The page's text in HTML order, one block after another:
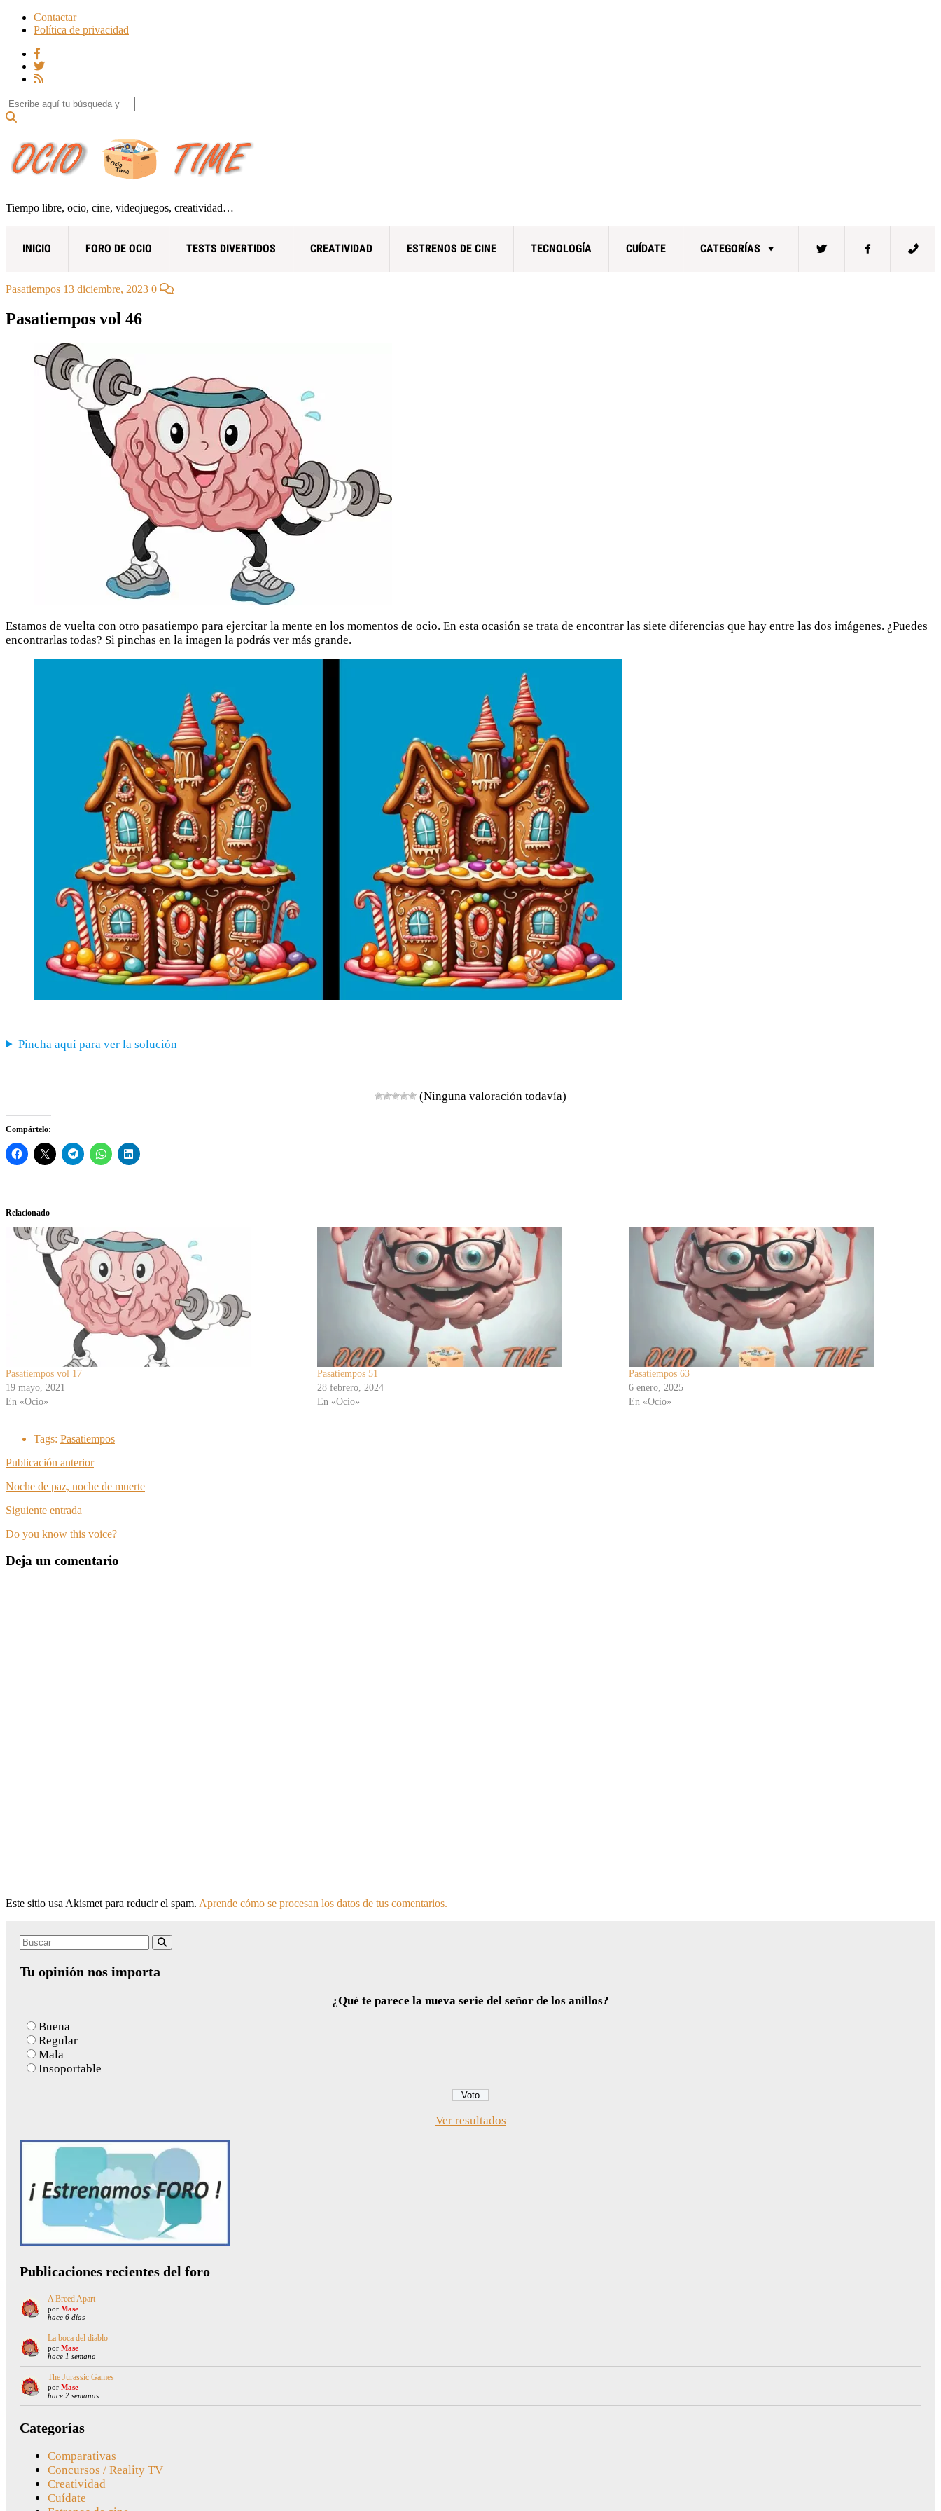
Contactar
Política de privacidad
Search for:
Tiempo libre, ocio, cine, videojuegos, creatividad…
INICIO FORO DE OCIO TESTS DIVERTIDOS CREATIVIDAD ESTRENOS DE CINE TECNOLOGÍA CUÍDATE CATEGORÍAS
Pasatiempos 13 diciembre, 2023 0
Pasatiempos vol 46
Estamos de vuelta con otro pasatiempo para ejercitar la mente en los momentos de ocio. En esta ocasión se trata de encontrar las siete diferencias que hay entre las dos imágenes. ¿Puedes
encontrarlas todas? Si pinchas en la imagen la podrás ver más grande.
Pincha aquí para ver la solución
(Ninguna valoración todavía)
Compártelo:
Relacionado
Pasatiempos vol 17
19 mayo, 2021
En «Ocio»
Pasatiempos 51
28 febrero, 2024
En «Ocio»
Pasatiempos 63
6 enero, 2025
En «Ocio»
Tags: Pasatiempos
Publicación anterior
Noche de paz, noche de muerte
Siguiente entrada
Do you know this voice?
Deja un comentario
Este sitio usa Akismet para reducir el spam. Aprende cómo se procesan los datos de tus comentarios.
Search
Tu opinión nos importa
¿Qué te parece la nueva serie del señor de los anillos?
Buena
Regular
Mala
Insoportable
Ver resultados
Publicaciones recientes del foro
A Breed Apart
por Mase
hace 6 días
La boca del diablo
por Mase
hace 1 semana
The Jurassic Games
por Mase
hace 2 semanas
Categorías
Comparativas
Concursos / Reality TV
Creatividad
Cuídate